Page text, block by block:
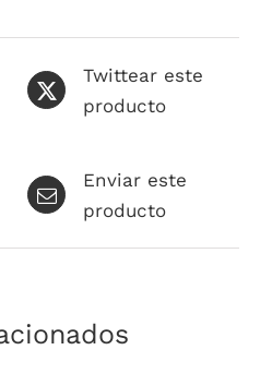
Twittear este
producto
Enviar este
producto